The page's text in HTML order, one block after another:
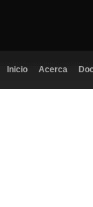
Inicio Acerca